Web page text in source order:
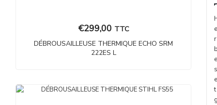
€299,00 TTC
DÉBROUSAILLEUSE THERMIQUE ECHO SRM
222ES L
e
r
e
s
e
t